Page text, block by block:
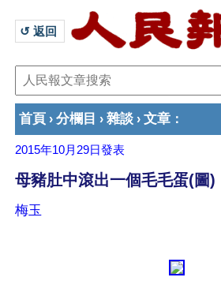
↺ 返回
首頁 › 分欄目 › 雜談 › 文章 ：
2015年10月29日發表
母豬肚中滾出一個毛毛蛋(圖)
梅玉